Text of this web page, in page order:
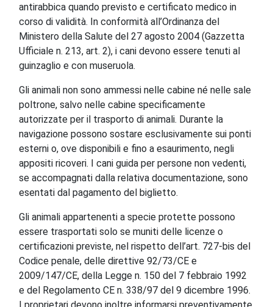
antirabbica quando previsto e certificato medico in
corso di validità. In conformità all’Ordinanza del
Ministero della Salute del 27 agosto 2004 (Gazzetta
Ufficiale n. 213, art. 2), i cani devono essere tenuti al
guinzaglio e con museruola.
Gli animali non sono ammessi nelle cabine né nelle sale
poltrone, salvo nelle cabine specificamente
autorizzate per il trasporto di animali. Durante la
navigazione possono sostare esclusivamente sui ponti
esterni o, ove disponibili e fino a esaurimento, negli
appositi ricoveri. I cani guida per persone non vedenti,
se accompagnati dalla relativa documentazione, sono
esentati dal pagamento del biglietto.
Gli animali appartenenti a specie protette possono
essere trasportati solo se muniti delle licenze o
certificazioni previste, nel rispetto dell’art. 727-bis del
Codice penale, delle direttive 92/73/CE e
2009/147/CE, della Legge n. 150 del 7 febbraio 1992
e del Regolamento CE n. 338/97 del 9 dicembre 1996.